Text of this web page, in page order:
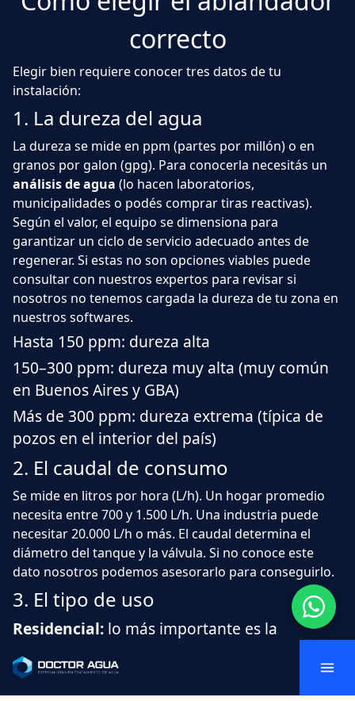
correcto
Elegir bien requiere conocer tres datos de tu
instalación:
1. La dureza del agua
La dureza se mide en ppm (partes por millón) o en
granos por galon (gpg). Para conocerla necesitás un
análisis de agua (lo hacen laboratorios,
municipalidades o podés comprar tiras reactivas).
Según el valor, el equipo se dimensiona para
garantizar un ciclo de servicio adecuado antes de
regenerar. Si estas no son opciones viables puede
consultar con nuestros expertos para revisar si
nosotros no tenemos cargada la dureza de tu zona en
nuestros softwares.
Hasta 150 ppm: dureza alta
150–300 ppm: dureza muy alta (muy común
en Buenos Aires y GBA)
Más de 300 ppm: dureza extrema (típica de
pozos en el interior del país)
2. El caudal de consumo
Se mide en litros por hora (L/h). Un hogar promedio
necesita entre 700 y 1.500 L/h. Una industria puede
necesitar 20.000 L/h o más. El caudal determina el
diámetro del tanque y la válvula. Si no conoce este
dato nosotros podemos asesorarlo para conseguirlo.
3. El tipo de uso
Residencial: lo más importante es la
autonomía y el mínimo mantenimiento. Un
cabezalClackprogramado por volumen es la
opción óptima.